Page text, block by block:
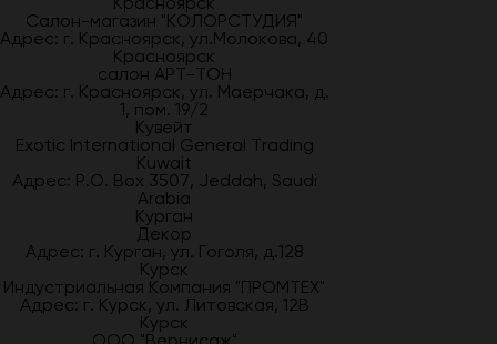
Салон-магазин "КОЛОРСТУДИЯ"
Адрес: г. Красноярск, ул.Молокова, 40
Красноярск
салон АРТ-ТОН
Адрес: г. Красноярск, ул. Маерчака, д.
1, пом. 19/2
Кувейт
Exotic International General Trading
Kuwait
Адрес: P.O. Box 3507, Jeddah, Saudi
Arabia
Курган
Декор
Адрес: г. Курган, ул. Гоголя, д.128
Курск
Индустриальная Компания "ПРОМТЕХ"
Адрес: г. Курск, ул. Литовская, 12В
Курск